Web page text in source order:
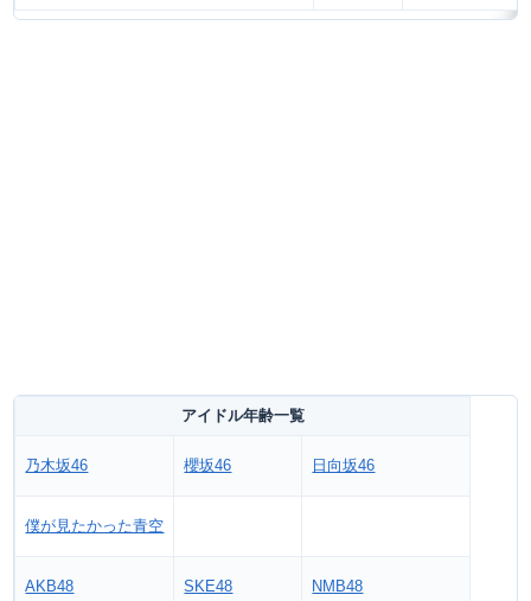
アイドル年齢一覧
乃木坂46 櫻坂46 日向坂46
僕が見たかった青空
AKB48 SKE48 NMB48